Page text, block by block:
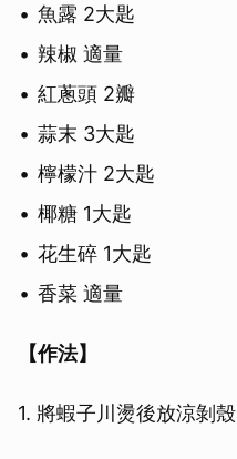
魚露 2大匙
辣椒 適量
紅蔥頭 2瓣
蒜末 3大匙
檸檬汁 2大匙
椰糖 1大匙
花生碎 1大匙
香菜 適量
【作法】
1. 將蝦子川燙後放涼剝殼